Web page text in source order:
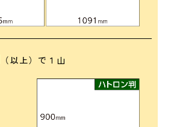
（以上）で１山